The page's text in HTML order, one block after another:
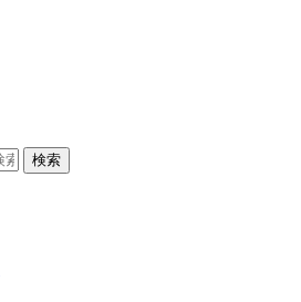
検索